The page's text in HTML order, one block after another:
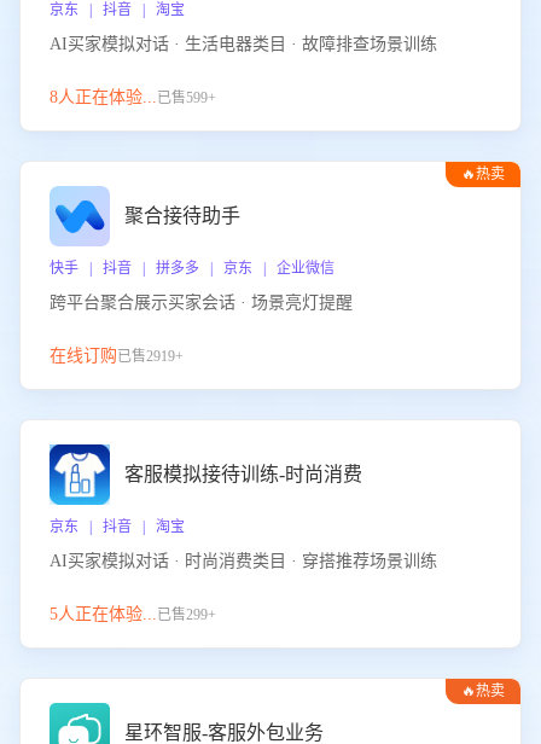
京东 | 抖音 | 淘宝
AI买家模拟对话 · 生活电器类目 · 故障排查场景训练
8人正在体验...已售599+
🔥热卖
聚合接待助手
快手 | 抖音 | 拼多多 | 京东 | 企业微信
跨平台聚合展示买家会话 · 场景亮灯提醒
在线订购已售2919+
客服模拟接待训练-时尚消费
京东 | 抖音 | 淘宝
AI买家模拟对话 · 时尚消费类目 · 穿搭推荐场景训练
5人正在体验...已售299+
🔥热卖
星环智服-客服外包业务